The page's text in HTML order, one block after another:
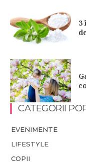
3
CATEGORII
EVENIMENTE
LIFESTYLE
COPII